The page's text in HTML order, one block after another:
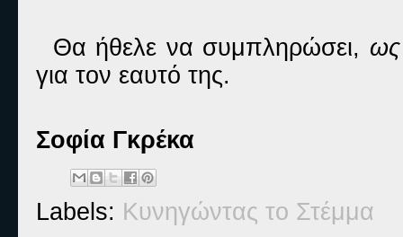
Θα ήθελε να συμπληρώσει,
για τον εαυτό της.
Σοφία Γκρέκα
Labels: Κυνηγώντας το Στέμμα